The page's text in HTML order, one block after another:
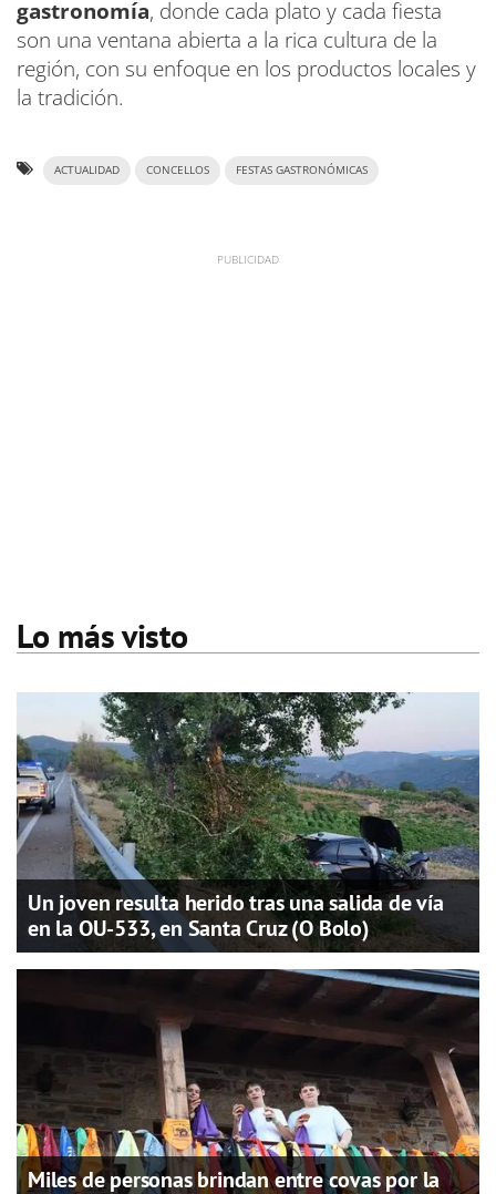
gastronomía, donde cada plato y cada fiesta
son una ventana abierta a la rica cultura de la
región, con su enfoque en los productos locales y
la tradición.
ACTUALIDAD CONCELLOS FESTAS GASTRONÓMICAS
Lo más visto
Un joven resulta herido tras una salida de vía
en la OU-533, en Santa Cruz (O Bolo)
Miles de personas brindan entre covas por la